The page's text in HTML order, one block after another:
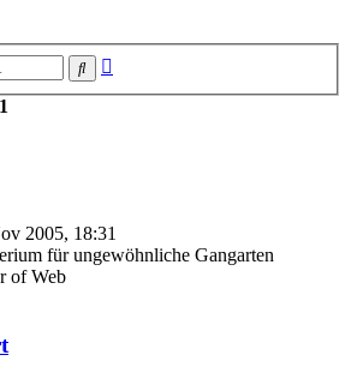
Suche
1
2005, 18:31
für ungewöhnliche Gangarten
of Web